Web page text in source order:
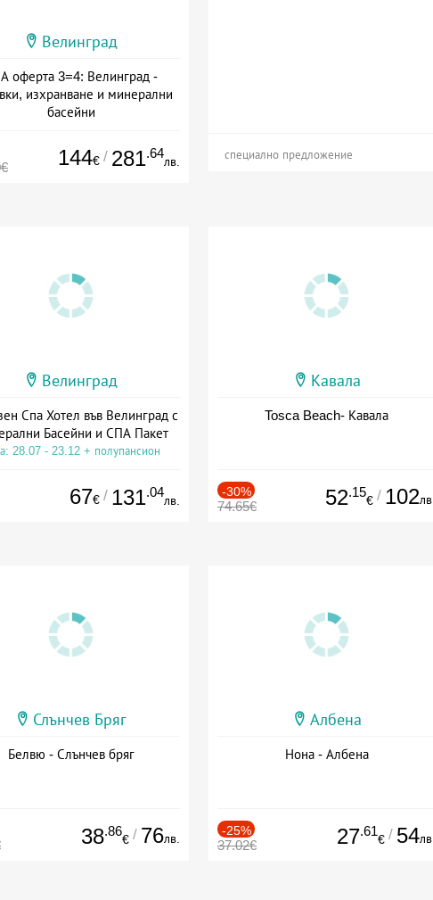
Велинград
оферта 3=4: Велинград -
изхранване и минерални
басейни
144€ / 281.64
лв. специално предложение
Велинград
Спа Хотел във Велинград с
Басейни и СПА Пакет
28.07 - 23.12 + полупансион
67€ / 131.04
лв.
Кавала
Tosca Beach- Кавала
-30%
74.65€ 52.15
€ / 102лв.
Слънчев Бряг
Белвю - Слънчев бряг
38.86
€ / 76лв.
Албена
Нона - Албена
-25%
37.02€ 27.61
€ / 54лв.